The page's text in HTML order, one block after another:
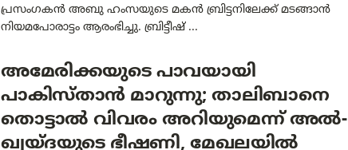
പ്രസംഗകൻ അബു ഹംസയുടെ മകൻ ബ്രിട്ടനിലേക്ക് മടങ്ങാൻ
നിയമപോരാട്ടം ആരംഭിച്ചു. ബ്രിട്ടീഷ് ...
അമേരിക്കയുടെ പാവയായി
പാകിസ്താൻ മാറുന്നു; താലിബാനെ
തൊട്ടാൽ വിവരം അറിയുമെന്ന് അൽ-
ഖ്വയ്ദയുടെ ഭീഷണി, മേഖലയിൽ